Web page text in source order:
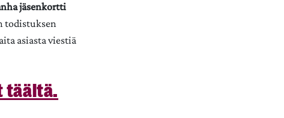
jäsenkortti
todistuksen
asiasta viestiä
täältä.